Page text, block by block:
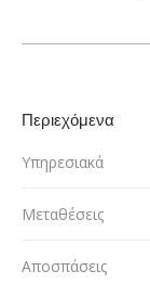
Περιεχόμενα
Υπηρεσιακά
Μεταθέσεις
Αποσπάσεις